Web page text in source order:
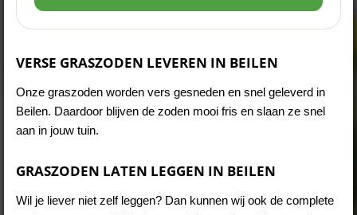
VERSE GRASZODEN LEVEREN IN BEILEN
Onze graszoden worden vers gesneden en snel geleverd in
Beilen. Daardoor blijven de zoden mooi fris en slaan ze snel
aan in jouw tuin.
GRASZODEN LATEN LEGGEN IN BEILEN
Wil je liever niet zelf leggen? Dan kunnen wij ook de complete